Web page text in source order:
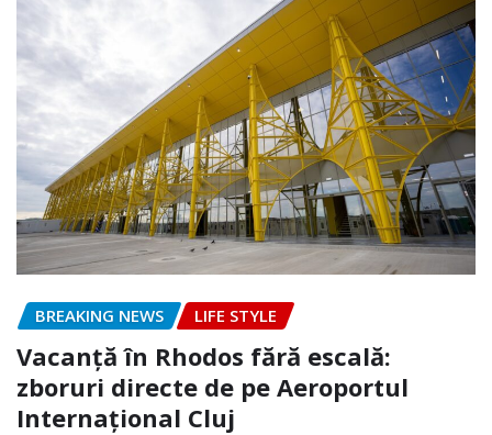
BREAKING NEWS LIFE STYLE
Vacanță în Rhodos fără escală:
zboruri directe de pe Aeroportul
Internațional Cluj